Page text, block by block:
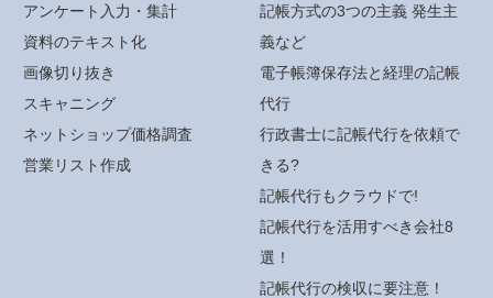
アンケート入力・集計
資料のテキスト化
画像切り抜き
スキャニング
ネットショップ価格調査
営業リスト作成
記帳方式の3つの主義 発生主
義など
電子帳簿保存法と経理の記帳
代行
行政書士に記帳代行を依頼で
きる?
記帳代行もクラウドで!
記帳代行を活用すべき会社8
選！
記帳代行の検収に要注意！